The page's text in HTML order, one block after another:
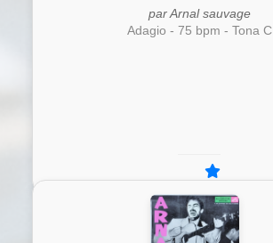
par Arnal sauvage
Adagio - 75 bpm - Tona C